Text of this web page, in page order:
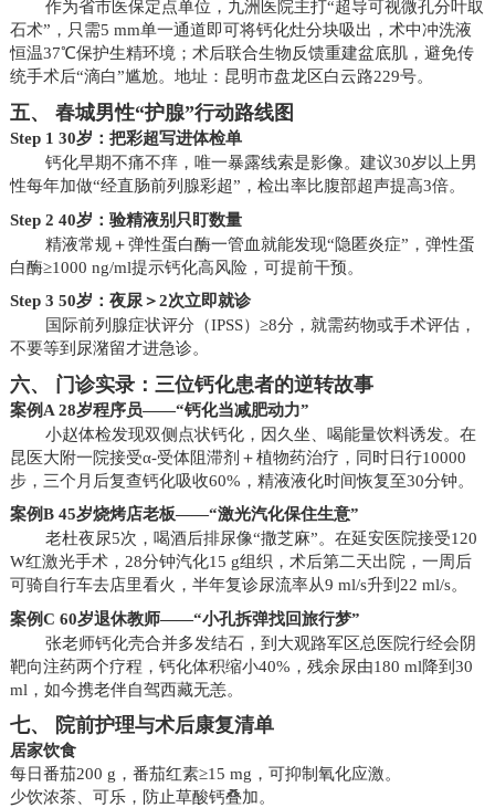
作为省市医保定点单位，九洲医院主打“超导可视微孔分叶取
石术”，只需5 mm单一通道即可将钙化灶分块吸出，术中冲洗液
恒温37℃保护生精环境；术后联合生物反馈重建盆底肌，避免传
统手术后“滴白”尴尬。地址：昆明市盘龙区白云路229号。
五、 春城男性“护腺”行动路线图
Step 1 30岁：把彩超写进体检单
钙化早期不痛不痒，唯一暴露线索是影像。建议30岁以上男
性每年加做“经直肠前列腺彩超”，检出率比腹部超声提高3倍。
Step 2 40岁：验精液别只盯数量
精液常规＋弹性蛋白酶一管血就能发现“隐匿炎症”，弹性蛋
白酶≥1000 ng/ml提示钙化高风险，可提前干预。
Step 3 50岁：夜尿＞2次立即就诊
国际前列腺症状评分（IPSS）≥8分，就需药物或手术评估，
不要等到尿潴留才进急诊。
六、 门诊实录：三位钙化患者的逆转故事
案例A 28岁程序员——“钙化当减肥动力”
小赵体检发现双侧点状钙化，因久坐、喝能量饮料诱发。在
昆医大附一院接受α-受体阻滞剂＋植物药治疗，同时日行10000
步，三个月后复查钙化吸收60%，精液液化时间恢复至30分钟。
案例B 45岁烧烤店老板——“激光汽化保住生意”
老杜夜尿5次，喝酒后排尿像“撒芝麻”。在延安医院接受120
W红激光手术，28分钟汽化15 g组织，术后第二天出院，一周后
可骑自行车去店里看火，半年复诊尿流率从9 ml/s升到22 ml/s。
案例C 60岁退休教师——“小孔拆弹找回旅行梦”
张老师钙化壳合并多发结石，到大观路军区总医院行经会阴
靶向注药两个疗程，钙化体积缩小40%，残余尿由180 ml降到30
ml，如今携老伴自驾西藏无恙。
七、 院前护理与术后康复清单
居家饮食
每日番茄200 g，番茄红素≥15 mg，可抑制氧化应激。
少饮浓茶、可乐，防止草酸钙叠加。